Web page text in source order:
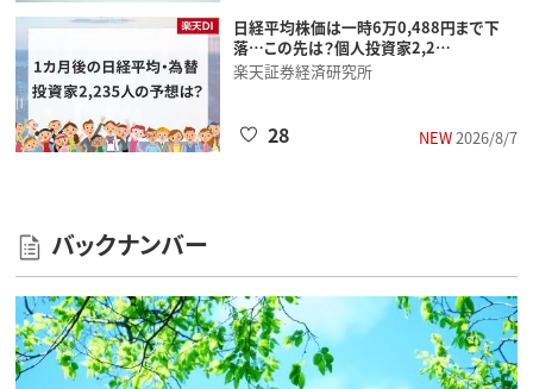
日経平均株価は一時6万0,488円まで下
落…この先は？個人投資家2,2…
楽天証券経済研究所
NEW2026/8/7
28
バックナンバー